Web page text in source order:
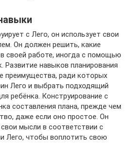
с Лего, он использует свои
Он должен решить, какие
своей работе, иногда с помощью
навыков планирования
преимущества, ради которых
Лего и выбрать подходящий
ребёнка. Конструирование с
составления плана, прежде чем
даже если оно простое. Он
мысли в соответствии с
Лего, чтобы воплотить свою